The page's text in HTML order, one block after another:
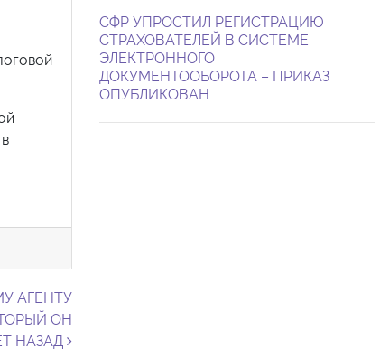
АГЕНТУ
ОН
НАЗАД
СФР УПРОСТИЛ РЕГИСТРАЦИЮ
СТРАХОВАТЕЛЕЙ В СИСТЕМЕ
ЭЛЕКТРОННОГО
ДОКУМЕНТООБОРОТА – ПРИКАЗ
ОПУБЛИКОВАН